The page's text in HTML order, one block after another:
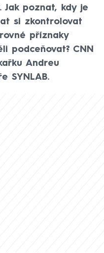
Jak poznat, kdy je
si zkontrolovat
příznaky
podceňovat? CNN
Andreu
SYNLAB.